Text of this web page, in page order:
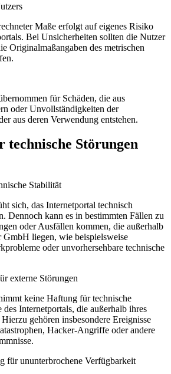
Maße erfolgt auf eigenes Risiko
Bei Unsicherheiten sollten die Nutzer
Originalmaßangaben des metrischen
für Schäden, die aus
oder Unvollständigkeiten der
aus deren Verwendung entstehen.
technische Störungen
Stabilität
sich, das Internetportal technisch
Dennoch kann es in bestimmten Fällen zu
oder Ausfällen kommen, die außerhalb
GmbH liegen, wie beispielsweise
oder unvorhersehbare technische
externe Störungen
keine Haftung für technische
Internetportals, die außerhalb ihres
gehören insbesondere Ereignisse
Hacker-Angriffe oder andere
für ununterbrochene Verfügbarkeit